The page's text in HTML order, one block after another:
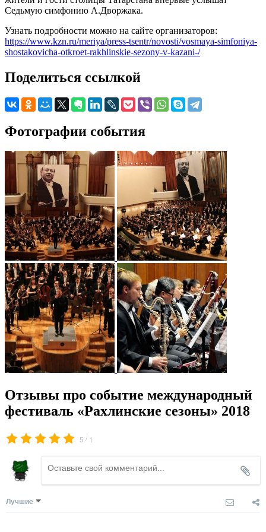
Седьмую симфонию А.Дворжака.
Узнать подробности можно на сайте организаторов:
https://www.kzn.ru/meriya/press-tsentr/novosti/vosmaya-simfoniya-
shostakovicha-otkroet-rakhlinskie-sezony-v-kazani-/
Поделиться ссылкой
Фотографии события
Отзывы про событие международный
фестиваль «Рахлинские сезоны» 2018
5 / 1
Лучшие